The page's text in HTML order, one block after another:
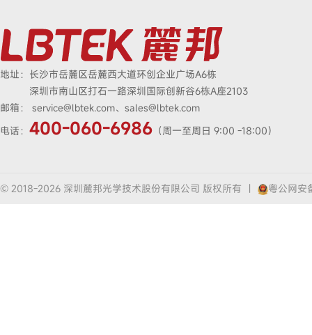
地址： 长沙市岳麓区岳麓西大道环创企业广场A6栋
深圳市南山区打石一路深圳国际创新谷6栋A座2103
邮箱： service@lbtek.com、sales@lbtek.com
电话： 400-060-6986 （周一至周日 9:00 -18:00）
© 2018-2026 深圳麓邦光学技术股份有限公司 版权所有 粤公网安